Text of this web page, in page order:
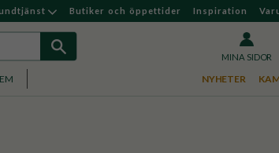
Butiker och öppettider Inspiration
MINA SIDOR
NYHETER